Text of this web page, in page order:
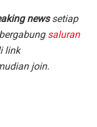
newssetiap
saluran
link
join.